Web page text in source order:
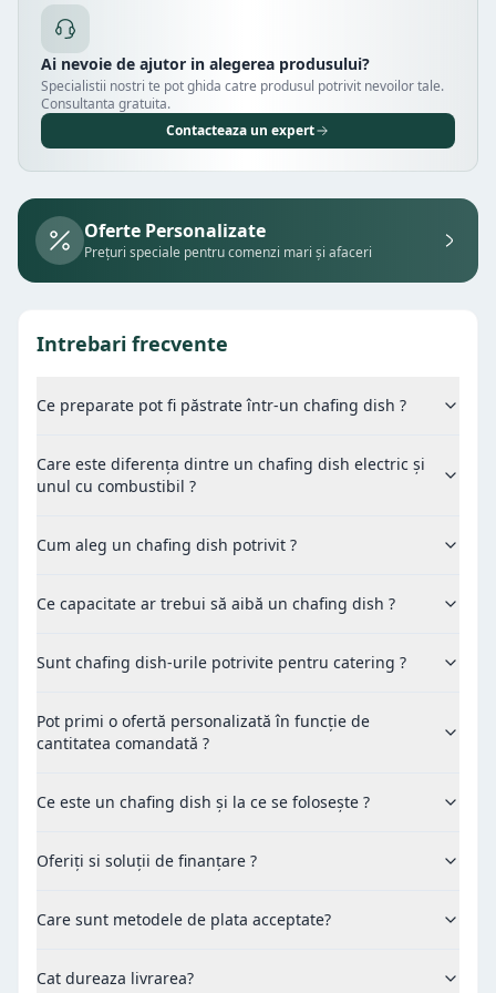
Ai nevoie de ajutor in alegerea produsului?
Specialistii nostri te pot ghida catre produsul potrivit nevoilor tale.
Consultanta gratuita.
Contacteaza un expert
Oferte Personalizate
Prețuri speciale pentru comenzi mari și afaceri
Intrebari frecvente
Ce preparate pot fi păstrate într-un chafing dish ?
Care este diferența dintre un chafing dish electric și
unul cu combustibil ?
Cum aleg un chafing dish potrivit ?
Ce capacitate ar trebui să aibă un chafing dish ?
Sunt chafing dish-urile potrivite pentru catering ?
Pot primi o ofertă personalizată în funcție de
cantitatea comandată ?
Ce este un chafing dish și la ce se folosește ?
Oferiți si soluții de finanțare ?
Care sunt metodele de plata acceptate?
Cat dureaza livrarea?